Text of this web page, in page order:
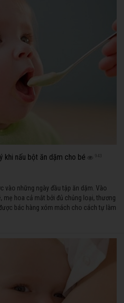
khi nấu bột ăn dặm cho bé 943
vào những ngày đầu tập ăn dặm. Vào
mẹ hoa cả mắt bởi đủ chủng loại, thương
bác hàng xóm mách cho cách tự làm